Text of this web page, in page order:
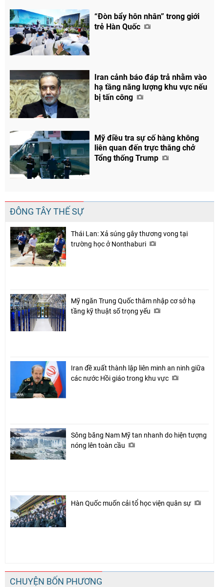
“Đòn bẩy hôn nhân” trong giới
trẻ Hàn Quốc
Iran cảnh báo đáp trả nhằm vào
hạ tầng năng lượng khu vực nếu
bị tấn công
Mỹ điều tra sự cố hàng không
liên quan đến trực thăng chở
Tổng thống Trump
ĐÔNG TÂY THẾ SỰ
Thái Lan: Xả súng gây thương vong tại
trường học ở Nonthaburi
Mỹ ngăn Trung Quốc thâm nhập cơ sở hạ
tầng kỹ thuật số trọng yếu
Iran đề xuất thành lập liên minh an ninh giữa
các nước Hồi giáo trong khu vực
Sông băng Nam Mỹ tan nhanh do hiện tượng
nóng lên toàn cầu
Hàn Quốc muốn cải tổ học viện quân sự
CHUYỆN BỐN PHƯƠNG